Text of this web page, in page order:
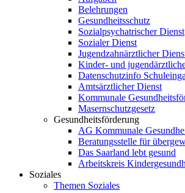
Belehrungen
Gesundheitsschutz
Sozialpsychatrischer Dienst
Sozialer Dienst
Jugendzahnärztlicher
Kinder- und
Datenschutzinfo
Amtsärztlicher Dienst
Kommunale
Masernschutzgesetz
Gesundheitsförderung
AG Kommunale
Beratungsstelle für
Das Saarland lebt gesund
Arbeitskreis
Soziales
Themen Soziales